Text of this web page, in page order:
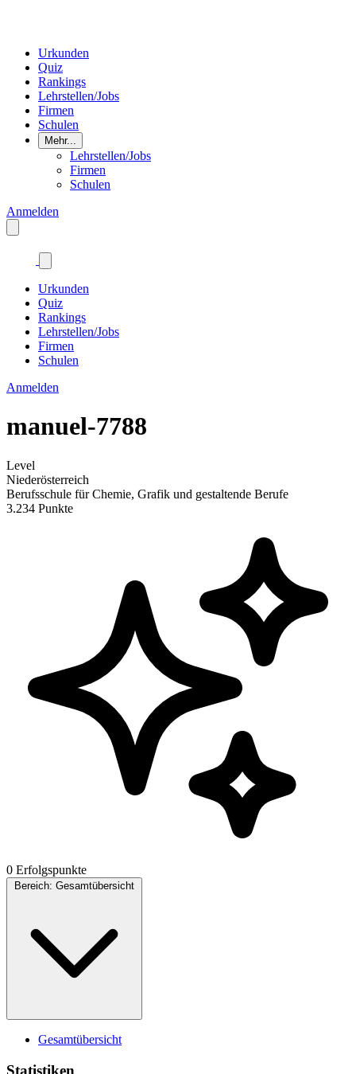
Urkunden
Quiz
Rankings
Lehrstellen/Jobs
Firmen
Schulen
Mehr...
Lehrstellen/Jobs
Firmen
Schulen
Anmelden
Urkunden
Quiz
Rankings
Lehrstellen/Jobs
Firmen
Schulen
Anmelden
manuel-7788
Level
Niederösterreich
Berufsschule für Chemie, Grafik und gestaltende Berufe
3.234 Punkte
0 Erfolgspunkte
Bereich: Gesamtübersicht
Gesamtübersicht
Statistiken